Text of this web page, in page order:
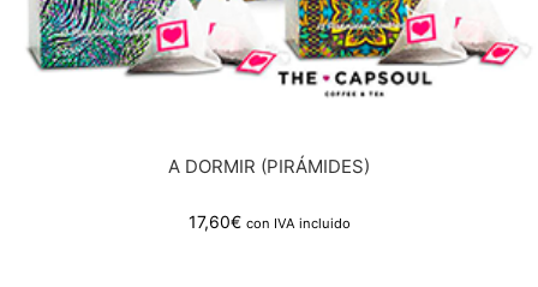
A DORMIR (PIRÁMIDES)
17,60€ con IVA incluido